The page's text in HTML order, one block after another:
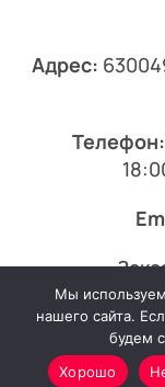
Адрес:
Телефон:
Мы
нашего сайта.
будем
Хорошо